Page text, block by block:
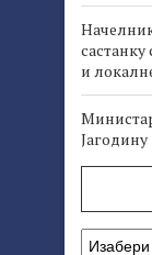
и
Јагодину